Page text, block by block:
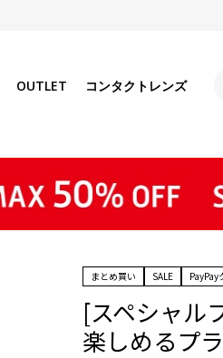
OUTLET コンタクトレンズ
まとめ買い SALE PayPay
[スペシャル
楽しめるプ